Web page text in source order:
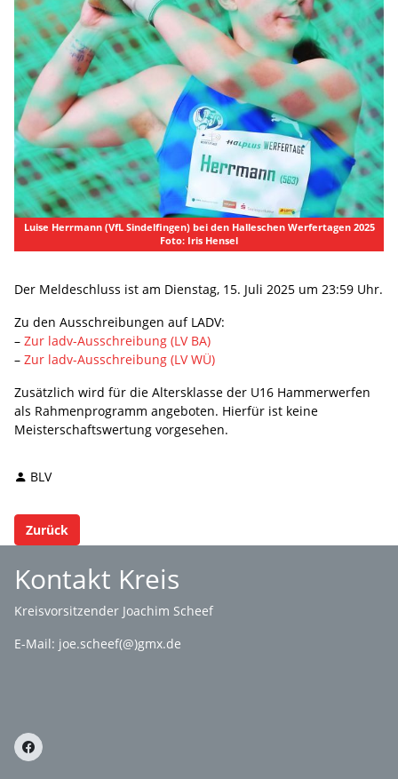
Luise Herrmann (VfL Sindelfingen) bei den Halleschen Werfertagen 2025
Foto: Iris Hensel
Der Meldeschluss ist am Dienstag, 15. Juli 2025 um 23:59 Uhr.
Zu den Ausschreibungen auf LADV:
– Zur ladv-Ausschreibung (LV BA)
– Zur ladv-Ausschreibung (LV WÜ)
Zusätzlich wird für die Altersklasse der U16 Hammerwerfen
als Rahmenprogramm angeboten. Hierfür ist keine
Meisterschaftswertung vorgesehen.
BLV
Zurück
Kontakt Kreis
Kreisvorsitzender Joachim Scheef
E-Mail: joe.scheef(@)gmx.de